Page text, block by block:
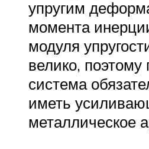
упругим
момента
модуля
велико,
система
иметь
металлическое